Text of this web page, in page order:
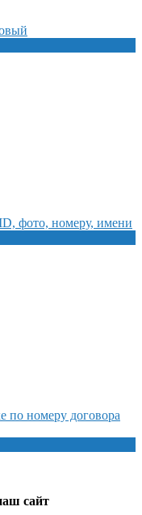
фото, номеру, имени
по номеру договора
сайт